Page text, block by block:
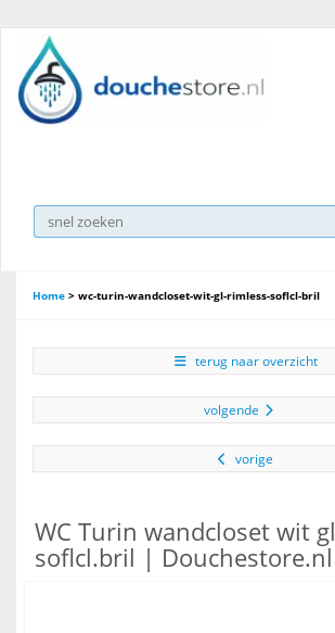
Home > wc-turin-wandcloset-wit-gl-rimless-soflcl-bril
terug naar overzicht
volgende
vorige
WC Turin wandcloset wit
soflcl.bril | Douchestore.nl